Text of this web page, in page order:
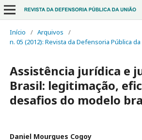
Início / Arquivos
/
n. 05 (2012): Revista da Defensoria Pública da
Assistência jurídica e
Brasil: legitimação,
desafios do modelo
Daniel Mourgues Cogoy